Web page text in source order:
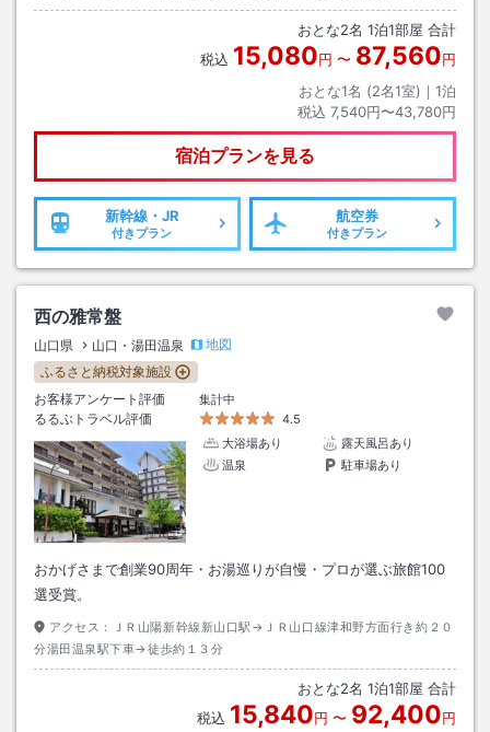
おとな2名 1泊1部屋 合計
税込 15,080円 〜 87,560円
おとな1名 (2名1室)｜ 1泊
税込 7,540円〜43,780円
宿泊プランを見る
新幹線・JR
付きプラン
航空券
付きプラン
西の雅常盤
山口県 山口・湯田温泉
地図
ふるさと納税対象施設
お客様アンケート評価
集計中
るるぶトラベル評価
4.5
大浴場あり
露天風呂あり
温泉
駐車場あり
おかげさまで創業90周年・お湯巡りが自慢・プロが選ぶ旅館100
選受賞。
アクセス：
ＪＲ山陽新幹線新山口駅→ＪＲ山口線津和野方面行き約２０
分湯田温泉駅下車→徒歩約１３分
おとな2名 1泊1部屋 合計
税込 15,840円 〜 92,400円